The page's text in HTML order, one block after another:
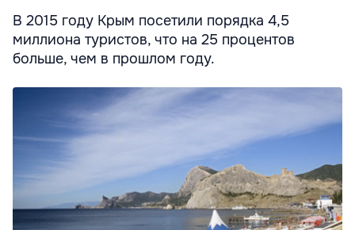
В 2015 году Крым посетили порядка 4,5
миллиона туристов, что на 25 процентов
больше, чем в прошлом году.